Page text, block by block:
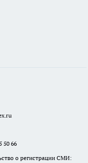
50 66
о регистрации СМИ: